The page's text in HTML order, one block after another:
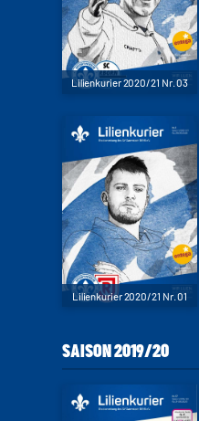
Lilienkurier 2020/21 Nr. 03
Lilienkurier 2020/21 Nr. 01
SAISON 2019/20